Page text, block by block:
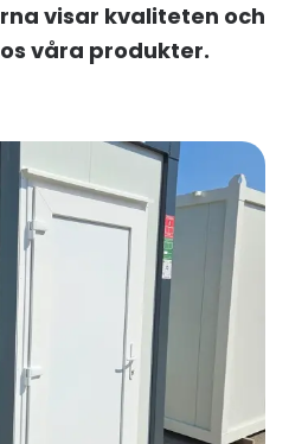
visar kvaliteten och
våra produkter.